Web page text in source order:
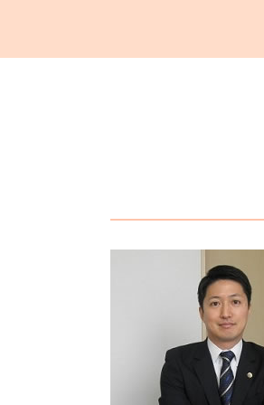
執行人 遺言 相続
遺留分 計算
遺言 執行 いつ
公正証書遺言 証人
破産 法人
民事再生 弁護士
任意整理 弁護士
民事再生 個人 流れ
任意整理 銀行
借金 調停
民事再生と破産 違
稲城市 成年後見
稲城市 離婚 相談
狛江市 相続
稲城市 借金問題
調布市 不動産トラ
三鷹市 相続
狛江市 成年後見
調布市 借金問題
三鷹市 借金問題